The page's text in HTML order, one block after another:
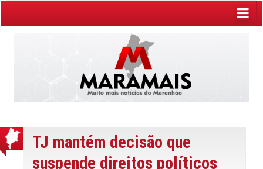
TJ mantém decisão que
suspende direitos políticos